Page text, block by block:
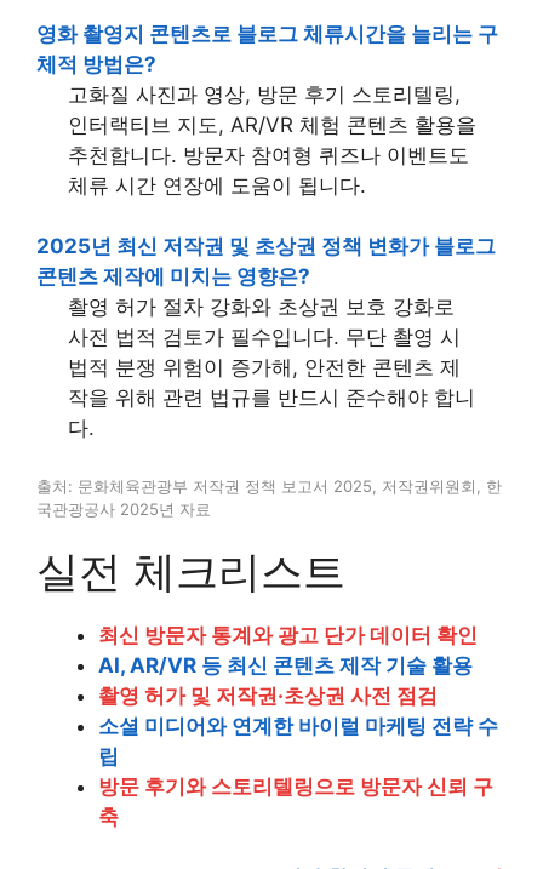
영화 촬영지 콘텐츠로 블로그 체류시간을 늘리는 구
체적 방법은?
고화질 사진과 영상, 방문 후기 스토리텔링,
인터랙티브 지도, AR/VR 체험 콘텐츠 활용을
추천합니다. 방문자 참여형 퀴즈나 이벤트도
체류 시간 연장에 도움이 됩니다.
2025년 최신 저작권 및 초상권 정책 변화가 블로그
콘텐츠 제작에 미치는 영향은?
촬영 허가 절차 강화와 초상권 보호 강화로
사전 법적 검토가 필수입니다. 무단 촬영 시
법적 분쟁 위험이 증가해, 안전한 콘텐츠 제
작을 위해 관련 법규를 반드시 준수해야 합니
다.
출처: 문화체육관광부 저작권 정책 보고서 2025, 저작권위원회, 한
국관광공사 2025년 자료
실전 체크리스트
최신 방문자 통계와 광고 단가 데이터 확인
AI, AR/VR 등 최신 콘텐츠 제작 기술 활용
촬영 허가 및 저작권·초상권 사전 점검
소셜 미디어와 연계한 바이럴 마케팅 전략 수
립
방문 후기와 스토리텔링으로 방문자 신뢰 구
축